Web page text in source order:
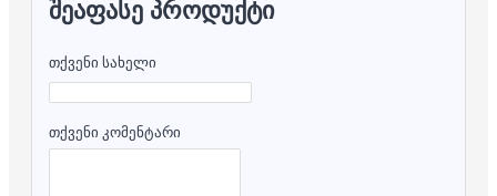
ᲨᲔᲐᲤᲐᲡᲔ ᲞᲠᲝᲓᲣᲥᲢᲘ
თქვენი სახელი
თქვენი კომენტარი